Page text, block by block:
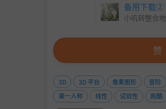
备用下载②
小叽转整合
赞
3D 3D 平台 像素图形 冒险
第一人称
线性 试验性 跑酷